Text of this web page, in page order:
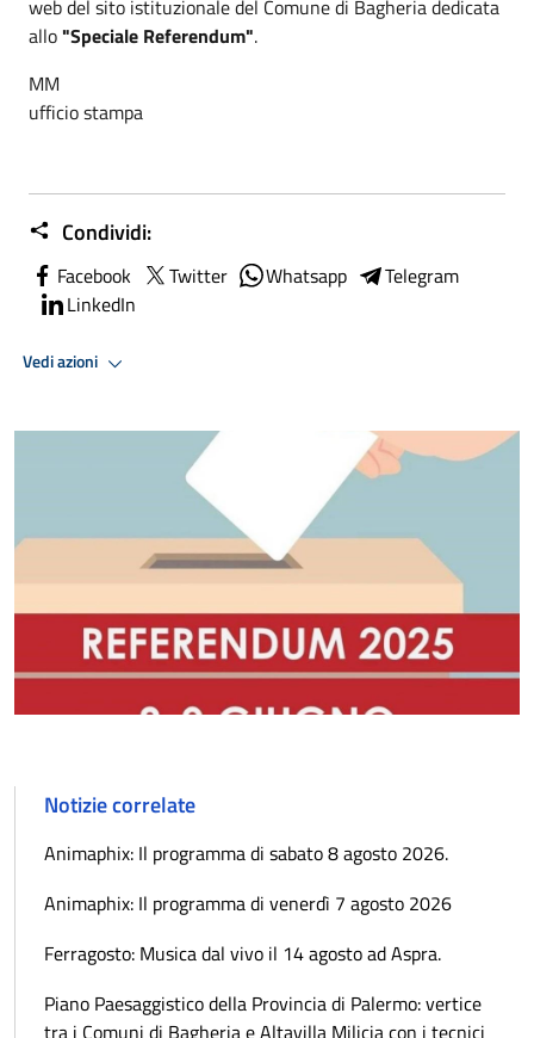
web del sito istituzionale del Comune di Bagheria dedicata
allo"Speciale Referendum".
MM
ufficio stampa
Condividi:
Facebook Twitter Whatsapp
Telegram
LinkedIn
Vedi azioni
Notizie correlate
Animaphix: Il programma di sabato 8 agosto 2026.
Animaphix: Il programma di venerdì 7 agosto 2026
Ferragosto: Musica dal vivo il 14 agosto ad Aspra.
Piano Paesaggistico della Provincia di Palermo: vertice
tra i Comuni di Bagheria e Altavilla Milicia con i tecnici